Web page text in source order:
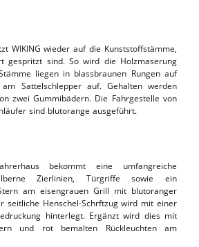
WIKING wieder auf die Kunststoffstämme,
gespritzt sind. So wird die Holzmaserung
liegen in blassbraunen Rungen auf
Sattelschlepper auf. Gehalten werden
zwei Gummibädern. Die Fahrgestelle von
sind blutorange ausgeführt.
bekommt eine umfangreiche
Zierlinien, Türgriffe sowie ein
am eisengrauen Grill mit blutoranger
seitliche Henschel-Schrftzug wird mit einer
hinterlegt. Ergänzt wird dies mit
und rot bemalten Rückleuchten am